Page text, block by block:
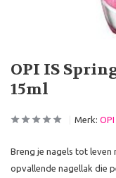
OPI IS
15ml
Merk: OPI
Breng je nagels tot leven
opvallende nagellak die